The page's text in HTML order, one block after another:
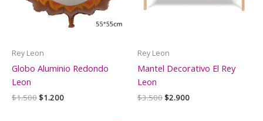
Rey Leon
Globo Aluminio Redondo
Leon
$1.500El
$1.200El
Rey Leon
Mantel Decorativo El Rey
Leon
$3.500El
$2.900El